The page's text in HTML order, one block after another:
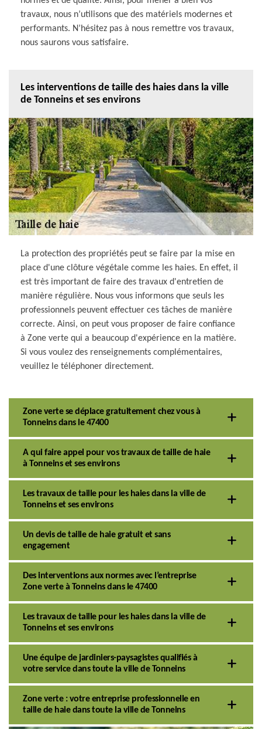
travaux, nous n’utilisons que des matériels modernes et
performants. N’hésitez pas à nous remettre vos travaux,
nous saurons vous satisfaire.
Les interventions de taille des haies dans la ville
de Tonneins et ses environs
La protection des propriétés peut se faire par la mise en
place d'une clôture végétale comme les haies. En effet, il
est très important de faire des travaux d'entretien de
manière régulière. Nous vous informons que seuls les
professionnels peuvent effectuer ces tâches de manière
correcte. Ainsi, on peut vous proposer de faire confiance
à Zone verte qui a beaucoup d'expérience en la matière.
Si vous voulez des renseignements complémentaires,
veuillez le téléphoner directement.
Zone verte se déplace gratuitement chez vous à
Tonneins dans le 47400
A qui faire appel pour vos travaux de taille de haie
à Tonneins et ses environs
Les travaux de taille pour les haies dans la ville de
Tonneins et ses environs
Un devis de taille de haie gratuit et sans
engagement
Des interventions aux normes avec l’entreprise
Zone verte à Tonneins dans le 47400
Les travaux de taille pour les haies dans la ville de
Tonneins et ses environs
Une équipe de jardiniers-paysagistes qualifiés à
votre service dans toute la ville de Tonneins
Zone verte : votre entreprise professionnelle en
taille de haie dans toute la ville de Tonneins